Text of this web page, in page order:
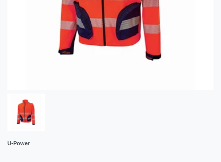
U-Power